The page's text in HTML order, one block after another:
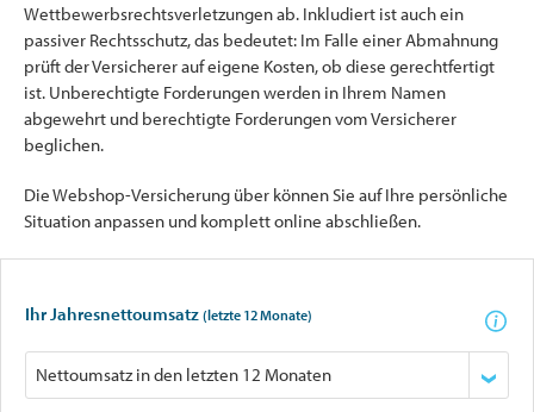
Wettbewerbsrechtsverletzungen ab. Inkludiert ist auch ein
passiver Rechtsschutz, das bedeutet: Im Falle einer Abmahnung
prüft der Versicherer auf eigene Kosten, ob diese gerechtfertigt
ist. Unberechtigte Forderungen werden in Ihrem Namen
abgewehrt und berechtigte Forderungen vom Versicherer
beglichen.
Die Webshop-Versicherung über können Sie auf Ihre persönliche
Situation anpassen und komplett online abschließen.
Ihr Jahresnettoumsatz (letzte 12 Monate)